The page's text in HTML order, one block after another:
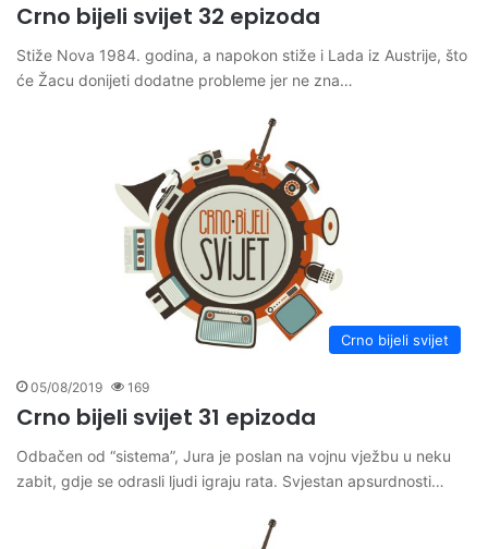
Crno bijeli svijet 32 epizoda
Stiže Nova 1984. godina, a napokon stiže i Lada iz Austrije, što
će Žacu donijeti dodatne probleme jer ne zna…
Crno bijeli svijet
05/08/2019 169
Crno bijeli svijet 31 epizoda
Odbačen od “sistema”, Jura je poslan na vojnu vježbu u neku
zabit, gdje se odrasli ljudi igraju rata. Svjestan apsurdnosti…